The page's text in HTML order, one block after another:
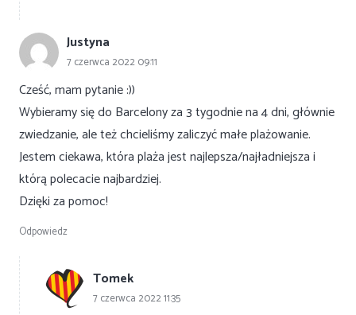
Justyna
7 czerwca 2022 09:11
Cześć, mam pytanie :))
Wybieramy się do Barcelony za 3 tygodnie na 4 dni, głównie
zwiedzanie, ale też chcieliśmy zaliczyć małe plażowanie.
Jestem ciekawa, która plaża jest najlepsza/najładniejsza i
którą polecacie najbardziej.
Dzięki za pomoc!
Odpowiedz
Tomek
7 czerwca 2022 11:35